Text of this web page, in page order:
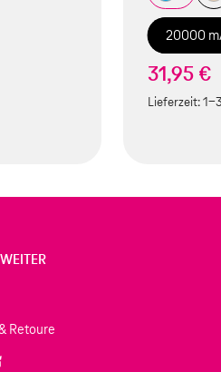
20000
31,95 €
Lieferzeit:1-
Retoure
in einem neuen Tab geöffnet)